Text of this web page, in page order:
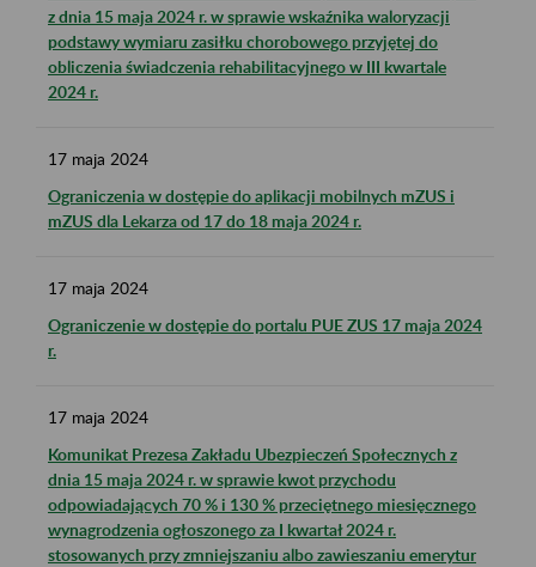
z dnia 15 maja 2024 r. w sprawie wskaźnika waloryzacji
podstawy wymiaru zasiłku chorobowego przyjętej do
obliczenia świadczenia rehabilitacyjnego w III kwartale
2024 r.
17 maja 2024
Ograniczenia w dostępie do aplikacji mobilnych mZUS i
mZUS dla Lekarza od 17 do 18 maja 2024 r.
17 maja 2024
Ograniczenie w dostępie do portalu PUE ZUS 17 maja 2024
r.
17 maja 2024
Komunikat Prezesa Zakładu Ubezpieczeń Społecznych z
dnia 15 maja 2024 r. w sprawie kwot przychodu
odpowiadających 70 % i 130 % przeciętnego miesięcznego
wynagrodzenia ogłoszonego za I kwartał 2024 r.
stosowanych przy zmniejszaniu albo zawieszaniu emerytur